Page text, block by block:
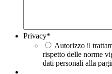
Privacy*
Autorizzo il
rispetto delle norme
dati personali alla